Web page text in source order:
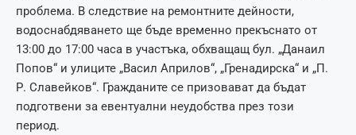
проблема. В следствие на ремонтните дейности,
водоснабдяването ще бъде временно прекъснато от
13:00 до 17:00 часа в участъка, обхващащ бул. „Данаил
Попов“ и улиците „Васил Априлов“, „Гренадирска“ и „П.
Р. Славейков“. Гражданите се призовават да бъдат
подготвени за евентуални неудобства през този
период.